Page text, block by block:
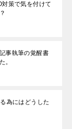
策で気を付けて
事執筆の覚醒書
。
為にはどうした